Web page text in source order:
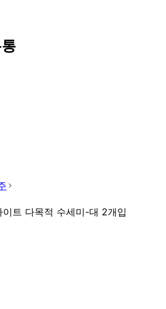
트 다목적 수세미-대 2개입